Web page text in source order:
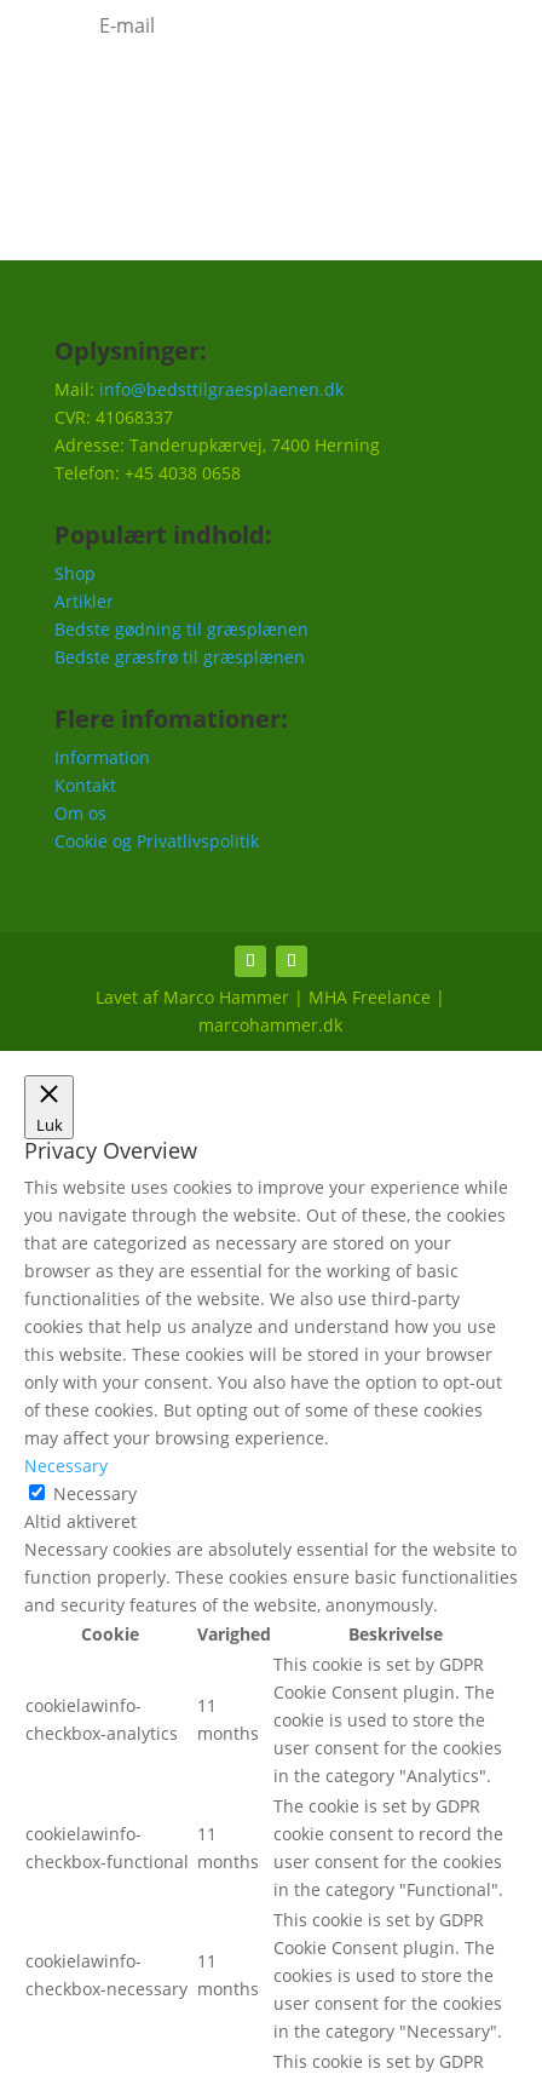
Oplysninger:
Mail: info@bedsttilgraesplaenen.dk
CVR: 41068337
Adresse: Tanderupkærvej, 7400 Herning
Telefon: +45 4038 0658
Populært indhold:
Shop
Artikler
Bedste gødning til græsplænen
Bedste græsfrø til græsplænen
Flere infomationer:
Information
Kontakt
Om os
Cookie og Privatlivspolitik
Lavet af Marco Hammer | MHA Freelance |
marcohammer.dk
Luk
Privacy Overview
This website uses cookies to improve your experience while
you navigate through the website. Out of these, the cookies
that are categorized as necessary are stored on your
browser as they are essential for the working of basic
functionalities of the website. We also use third-party
cookies that help us analyze and understand how you use
this website. These cookies will be stored in your browser
only with your consent. You also have the option to opt-out
of these cookies. But opting out of some of these cookies
may affect your browsing experience.
Necessary
Necessary
Altid aktiveret
Necessary cookies are absolutely essential for the website to
function properly. These cookies ensure basic functionalities
and security features of the website, anonymously.
Cookie
Varighed Beskrivelse
cookielawinfo-
checkbox-analytics
11
months
This cookie is set by GDPR
Cookie Consent plugin. The
cookie is used to store the
user consent for the cookies
in the category "Analytics".
cookielawinfo-
checkbox-functional
11
months
The cookie is set by GDPR
cookie consent to record the
user consent for the cookies
in the category "Functional".
cookielawinfo-
checkbox-necessary
11
months
This cookie is set by GDPR
Cookie Consent plugin. The
cookies is used to store the
user consent for the cookies
in the category "Necessary".
This cookie is set by GDPR